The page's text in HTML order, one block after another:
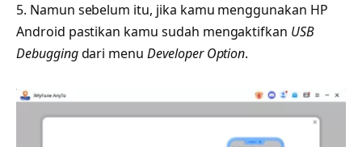
5. Namun sebelum itu, jika kamu menggunakan HP
Android pastikan kamu sudah mengaktifkan USB
Debuggingdari menuDeveloper Option.